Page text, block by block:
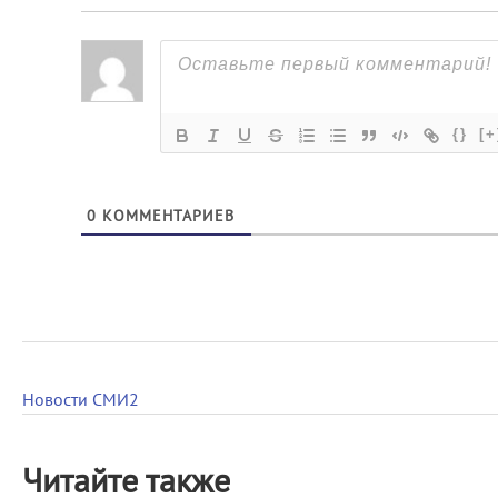
{}
0 КОММЕНТАРИЕВ
Новости СМИ2
Читайте также